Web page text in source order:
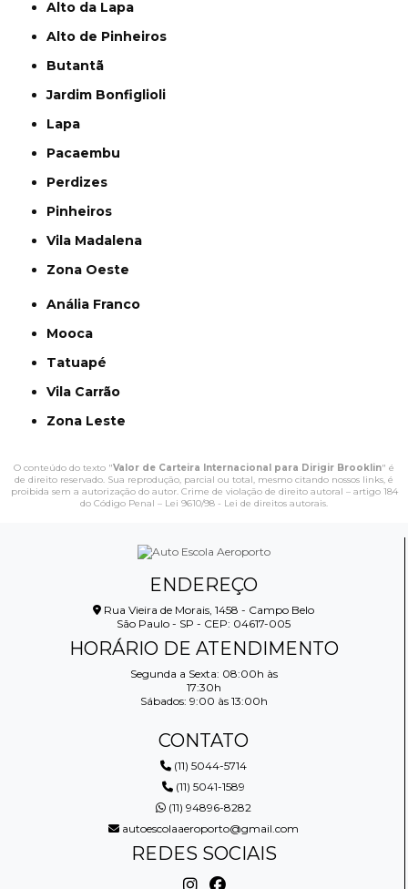
Alto da Lapa
Alto de Pinheiros
Butantã
Jardim Bonfiglioli
Lapa
Pacaembu
Perdizes
Pinheiros
Vila Madalena
Zona Oeste
Anália Franco
Mooca
Tatuapé
Vila Carrão
Zona Leste
O conteúdo do texto "Valor de Carteira Internacional para Dirigir Brooklin" é
de direito reservado. Sua reprodução, parcial ou total, mesmo citando nossos links, é
proibida sem a autorização do autor. Crime de violação de direito autoral – artigo 184
do Código Penal – Lei 9610/98 - Lei de direitos autorais.
ENDEREÇO
Rua Vieira de Morais, 1458 - Campo Belo
São Paulo - SP - CEP: 04617-005
HORÁRIO DE ATENDIMENTO
Segunda a Sexta: 08:00h às
17:30h
Sábados: 9:00 às 13:00h
CONTATO
(11) 5044-5714
(11) 5041-1589
(11) 94896-8282
autoescolaaeroporto@gmail.com
REDES SOCIAIS